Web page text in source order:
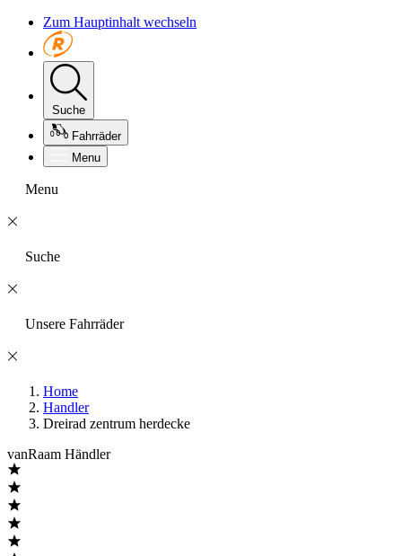
Zum Hauptinhalt wechseln
Suche
Fahrräder
Menu
Menu
Suche
Unsere Fahrräder
Home
Handler
Dreirad zentrum herdecke
vanRaam Händler